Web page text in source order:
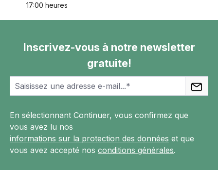
17:00 heures
Inscrivez-vous à notre newsletter
gratuite!
En sélectionnant Continuer, vous confirmez que
vous avez lu nos
informations sur la protection des données et que
vous avez accepté nos conditions générales.